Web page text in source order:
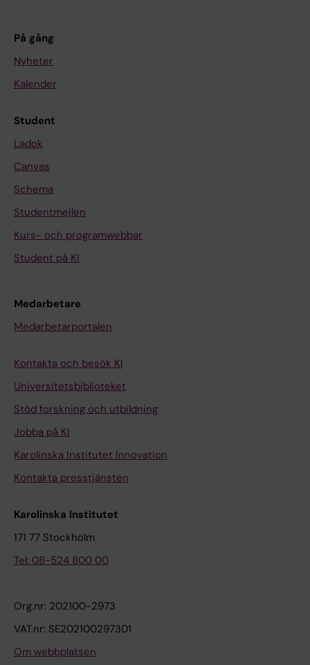
På gång
Nyheter
Kalender
Student
Ladok
Canvas
Schema
Studentmejlen
Kurs- och programwebbar
Student på KI
Medarbetare
Medarbetarportalen
Kontakta och besök KI
Universitetsbiblioteket
Stöd forskning och utbildning
Jobba på KI
Karolinska Institutet Innovation
Kontakta presstjänsten
Karolinska Institutet
171 77 Stockholm
Tel: 08-524 800 00
Org.nr: 202100-2973
VAT.nr: SE202100297301
Om webbplatsen